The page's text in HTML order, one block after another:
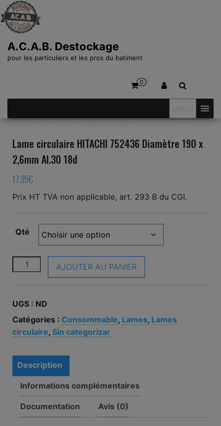
A.C.A.B. Destockage
pour les particuliers et les pros du batiment
0
Lame circulaire HITACHI 752436 Diamètre 190 x
2,6mm Al.30 18d
17,95€
Prix HT TVA non applicable, art. 293 B du CGI.
Qté
quantité de Lame circulaire HITACHI 752436
AJOUTER AU PANIER
UGS : ND
Catégories : Consommable, Lames, Lames
circulaire, Sin categorizar
Description
Informations complémentaires
Documentation Avis (0)